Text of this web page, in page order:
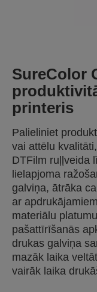
SureColor
printeris
Palieliniet
vai attēlu
DTFilm ruļļveida
lielapjoma
galviņa, ātrāka
ar
materiālu
pašattīrīšanās
drukas galviņa
mazāk laika
vairāk laika